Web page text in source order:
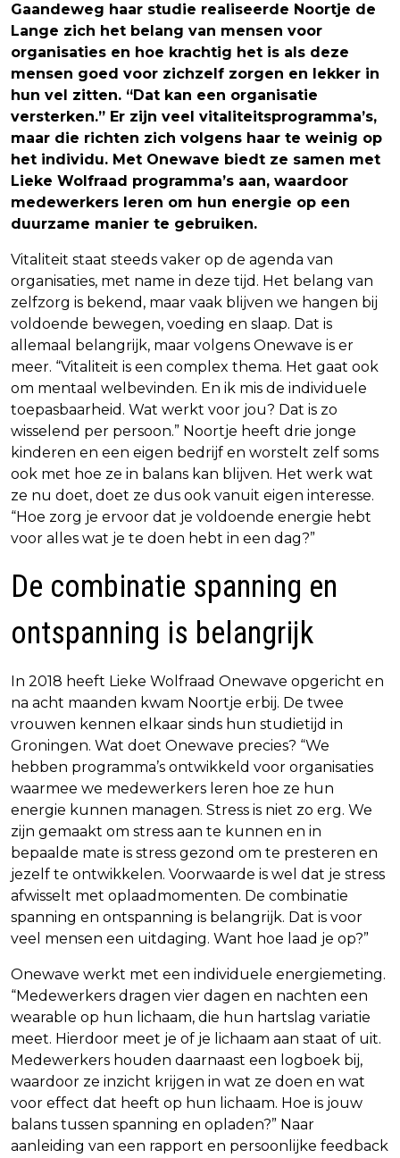
Gaandeweg haar studie realiseerde Noortje de
Lange zich het belang van mensen voor
organisaties en hoe krachtig het is als deze
mensen goed voor zichzelf zorgen en lekker in
hun vel zitten. “Dat kan een organisatie
versterken.” Er zijn veel vitaliteitsprogramma’s,
maar die richten zich volgens haar te weinig op
het individu. Met Onewave biedt ze samen met
Lieke Wolfraad programma’s aan, waardoor
medewerkers leren om hun energie op een
duurzame manier te gebruiken.
Vitaliteit staat steeds vaker op de agenda van
organisaties, met name in deze tijd. Het belang van
zelfzorg is bekend, maar vaak blijven we hangen bij
voldoende bewegen, voeding en slaap. Dat is
allemaal belangrijk, maar volgens Onewave is er
meer. “Vitaliteit is een complex thema. Het gaat ook
om mentaal welbevinden. En ik mis de individuele
toepasbaarheid. Wat werkt voor jou? Dat is zo
wisselend per persoon.” Noortje heeft drie jonge
kinderen en een eigen bedrijf en worstelt zelf soms
ook met hoe ze in balans kan blijven. Het werk wat
ze nu doet, doet ze dus ook vanuit eigen interesse.
“Hoe zorg je ervoor dat je voldoende energie hebt
voor alles wat je te doen hebt in een dag?”
De combinatie spanning en
ontspanning is belangrijk
In 2018 heeft Lieke Wolfraad Onewave opgericht en
na acht maanden kwam Noortje erbij. De twee
vrouwen kennen elkaar sinds hun studietijd in
Groningen. Wat doet Onewave precies? “We
hebben programma’s ontwikkeld voor organisaties
waarmee we medewerkers leren hoe ze hun
energie kunnen managen. Stress is niet zo erg. We
zijn gemaakt om stress aan te kunnen en in
bepaalde mate is stress gezond om te presteren en
jezelf te ontwikkelen. Voorwaarde is wel dat je stress
afwisselt met oplaadmomenten. De combinatie
spanning en ontspanning is belangrijk. Dat is voor
veel mensen een uitdaging. Want hoe laad je op?”
Onewave werkt met een individuele energiemeting.
“Medewerkers dragen vier dagen en nachten een
wearable op hun lichaam, die hun hartslag variatie
meet. Hierdoor meet je of je lichaam aan staat of uit.
Medewerkers houden daarnaast een logboek bij,
waardoor ze inzicht krijgen in wat ze doen en wat
voor effect dat heeft op hun lichaam. Hoe is jouw
balans tussen spanning en opladen?” Naar
aanleiding van een rapport en persoonlijke feedback